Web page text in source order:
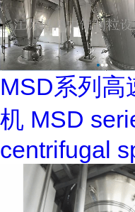
MSD系列高
机 MSD
centrifugal